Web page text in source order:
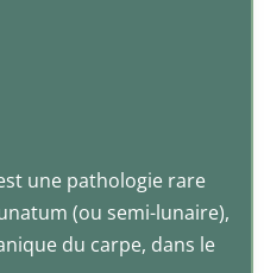
une pathologie rare
(ou semi-lunaire),
du carpe, dans le